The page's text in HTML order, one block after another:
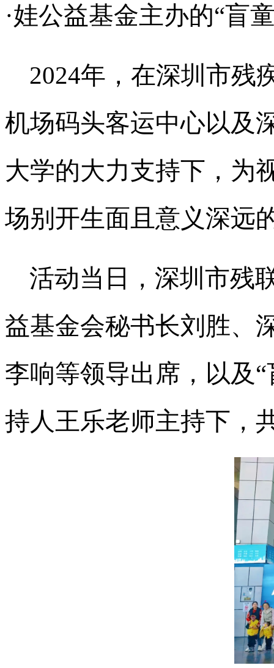
·娃公益基金主办的“盲
2024年，在深圳市残
机场码头客运中心以及
大学的大力支持下，为
场别开生面且意义深远
活动当日，深圳市残
益基金会秘书长刘胜、
李响等领导出席，以及
持人王乐老师主持下，